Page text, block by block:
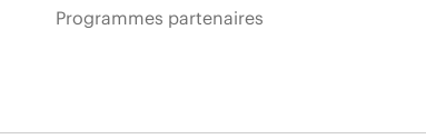
Programmes partenaires